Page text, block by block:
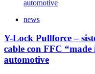
news
Y-Lock Pullforce –
cable con FFC
automotive